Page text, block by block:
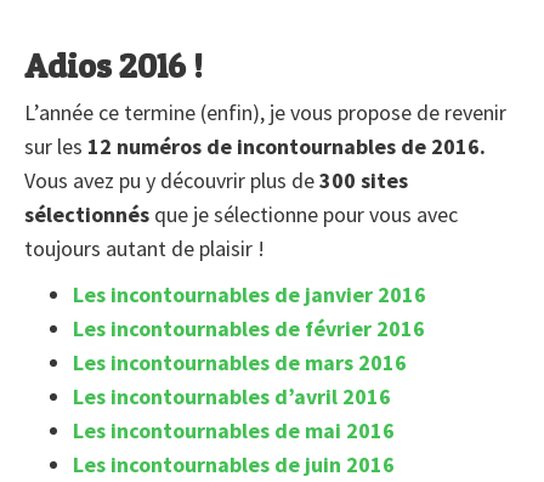
Adios 2016 !
L’année ce termine (enfin), je vous propose de revenir
sur les 12 numéros de incontournables de 2016.
Vous avez pu y découvrir plus de300 sites
sélectionnés que je sélectionne pour vous avec
toujours autant de plaisir !
Les incontournables de janvier 2016
Les incontournables de février 2016
Les incontournables de mars 2016
Les incontournables d’avril 2016
Les incontournables de mai 2016
Les incontournables de juin 2016